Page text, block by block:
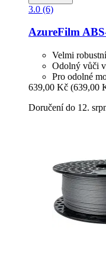
3.0 (6)
AzureFilm
Velmi robustní
Odolný vůči
Pro odolné
639,00 Kč (639,00
Doručení do 12.